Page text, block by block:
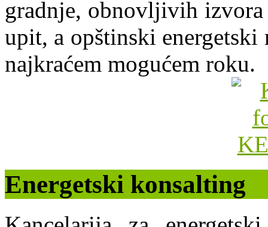
gradnje, obnovljivih izvora
upit, a opštinski energetski
najkraćem mogućem roku.
Energetski konsalting